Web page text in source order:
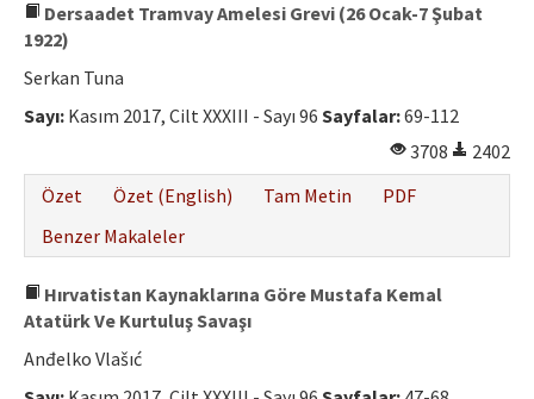
Dersaadet Tramvay Amelesi Grevi (26 Ocak-7 Şubat
1922)
Serkan Tuna
Sayı: Kasım 2017, Cilt XXXIII - Sayı 96 Sayfalar:69-112
3708
2402
Özet
Özet (English) Tam Metin
PDF
Benzer Makaleler
Hırvatistan Kaynaklarına Göre Mustafa Kemal
Atatürk Ve Kurtuluş Savaşı
Anđelko Vlašıć